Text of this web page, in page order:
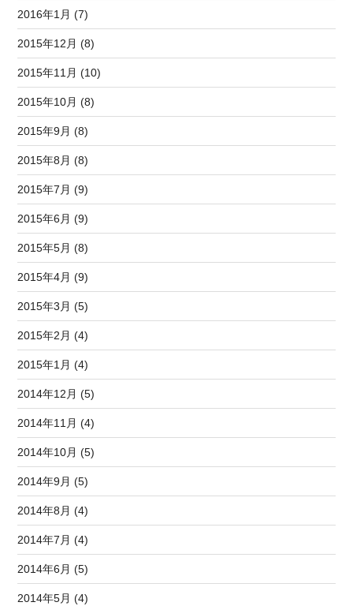
2016年1月 (7)
2015年12月 (8)
2015年11月 (10)
2015年10月 (8)
2015年9月 (8)
2015年8月 (8)
2015年7月 (9)
2015年6月 (9)
2015年5月 (8)
2015年4月 (9)
2015年3月 (5)
2015年2月 (4)
2015年1月 (4)
2014年12月 (5)
2014年11月 (4)
2014年10月 (5)
2014年9月 (5)
2014年8月 (4)
2014年7月 (4)
2014年6月 (5)
2014年5月 (4)